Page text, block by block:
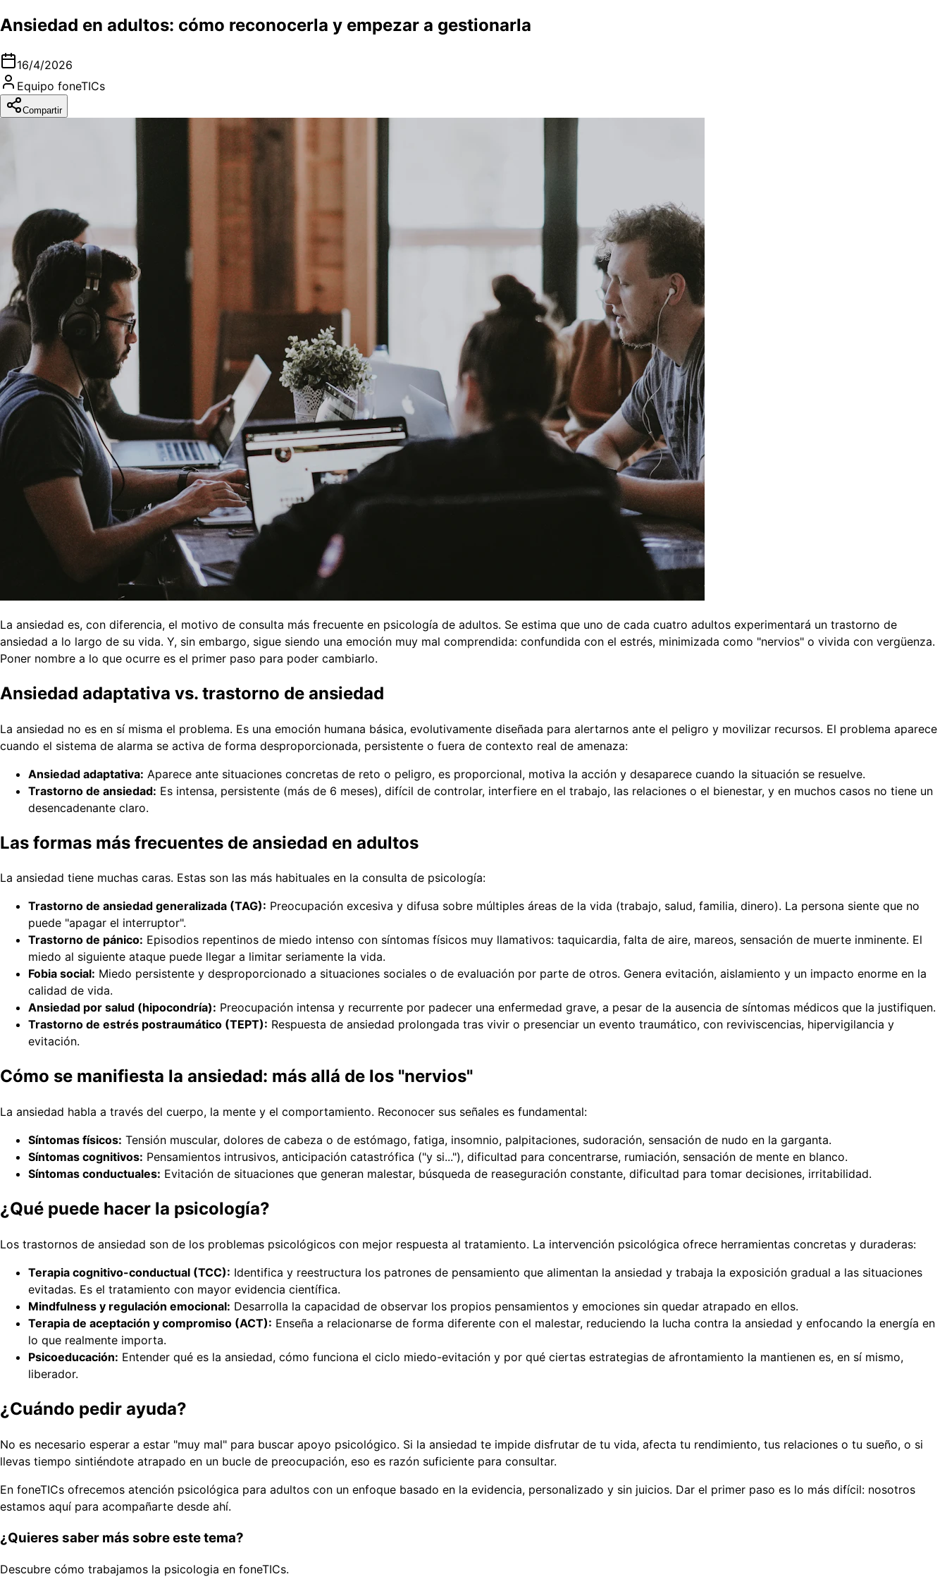
Ansiedad en adultos: cómo reconocerla y empezar a gestionarla
16/4/2026
Equipo foneTICs
Compartir
La ansiedad es, con diferencia, el motivo de consulta más frecuente en psicología de adultos. Se estima que uno de cada cuatro adultos experimentará un trastorno de
ansiedad a lo largo de su vida. Y, sin embargo, sigue siendo una emoción muy mal comprendida: confundida con el estrés, minimizada como "nervios" o vivida con vergüenza.
Poner nombre a lo que ocurre es el primer paso para poder cambiarlo.
Ansiedad adaptativa vs. trastorno de ansiedad
La ansiedad no es en sí misma el problema. Es una emoción humana básica, evolutivamente diseñada para alertarnos ante el peligro y movilizar recursos. El problema aparece
cuando el sistema de alarma se activa de forma desproporcionada, persistente o fuera de contexto real de amenaza:
Ansiedad adaptativa: Aparece ante situaciones concretas de reto o peligro, es proporcional, motiva la acción y desaparece cuando la situación se resuelve.
Trastorno de ansiedad: Es intensa, persistente (más de 6 meses), difícil de controlar, interfiere en el trabajo, las relaciones o el bienestar, y en muchos casos no tiene un
desencadenante claro.
Las formas más frecuentes de ansiedad en adultos
La ansiedad tiene muchas caras. Estas son las más habituales en la consulta de psicología:
Trastorno de ansiedad generalizada (TAG): Preocupación excesiva y difusa sobre múltiples áreas de la vida (trabajo, salud, familia, dinero). La persona siente que no
puede "apagar el interruptor".
Trastorno de pánico: Episodios repentinos de miedo intenso con síntomas físicos muy llamativos: taquicardia, falta de aire, mareos, sensación de muerte inminente. El
miedo al siguiente ataque puede llegar a limitar seriamente la vida.
Fobia social: Miedo persistente y desproporcionado a situaciones sociales o de evaluación por parte de otros. Genera evitación, aislamiento y un impacto enorme en la
calidad de vida.
Ansiedad por salud (hipocondría): Preocupación intensa y recurrente por padecer una enfermedad grave, a pesar de la ausencia de síntomas médicos que la justifiquen.
Trastorno de estrés postraumático (TEPT): Respuesta de ansiedad prolongada tras vivir o presenciar un evento traumático, con reviviscencias, hipervigilancia y
evitación.
Cómo se manifiesta la ansiedad: más allá de los "nervios"
La ansiedad habla a través del cuerpo, la mente y el comportamiento. Reconocer sus señales es fundamental:
Síntomas físicos: Tensión muscular, dolores de cabeza o de estómago, fatiga, insomnio, palpitaciones, sudoración, sensación de nudo en la garganta.
Síntomas cognitivos: Pensamientos intrusivos, anticipación catastrófica ("y si..."), dificultad para concentrarse, rumiación, sensación de mente en blanco.
Síntomas conductuales: Evitación de situaciones que generan malestar, búsqueda de reaseguración constante, dificultad para tomar decisiones, irritabilidad.
¿Qué puede hacer la psicología?
Los trastornos de ansiedad son de los problemas psicológicos con mejor respuesta al tratamiento. La intervención psicológica ofrece herramientas concretas y duraderas:
Terapia cognitivo-conductual (TCC): Identifica y reestructura los patrones de pensamiento que alimentan la ansiedad y trabaja la exposición gradual a las situaciones
evitadas. Es el tratamiento con mayor evidencia científica.
Mindfulness y regulación emocional: Desarrolla la capacidad de observar los propios pensamientos y emociones sin quedar atrapado en ellos.
Terapia de aceptación y compromiso (ACT): Enseña a relacionarse de forma diferente con el malestar, reduciendo la lucha contra la ansiedad y enfocando la energía en
lo que realmente importa.
Psicoeducación: Entender qué es la ansiedad, cómo funciona el ciclo miedo-evitación y por qué ciertas estrategias de afrontamiento la mantienen es, en sí mismo,
liberador.
¿Cuándo pedir ayuda?
No es necesario esperar a estar "muy mal" para buscar apoyo psicológico. Si la ansiedad te impide disfrutar de tu vida, afecta tu rendimiento, tus relaciones o tu sueño, o si
llevas tiempo sintiéndote atrapado en un bucle de preocupación, eso es razón suficiente para consultar.
En foneTICs ofrecemos atención psicológica para adultos con un enfoque basado en la evidencia, personalizado y sin juicios. Dar el primer paso es lo más difícil: nosotros
estamos aquí para acompañarte desde ahí.
¿Quieres saber más sobre este tema?
Descubre cómo trabajamos la psicologia en foneTICs.